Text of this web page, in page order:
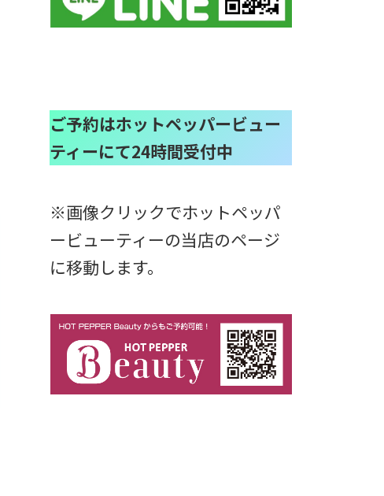
ご予約はホットペッパービュー
ティーにて24時間受付中
※画像クリックでホットペッパ
ービューティーの当店のページ
に移動します。